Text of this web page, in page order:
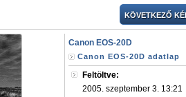
KÖVETKEZŐ
Canon EOS-20D
Canon EOS-20D adatlap
Feltöltve:
2005. szeptember 3. 13:21